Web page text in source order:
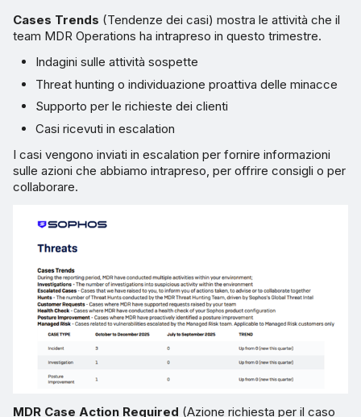
Cases Trends (Tendenze dei casi) mostra le attività che il
team MDR Operations ha intrapreso in questo trimestre.
Indagini sulle attività sospette
Threat hunting o individuazione proattiva delle minacce
Supporto per le richieste dei clienti
Casi ricevuti in escalation
I casi vengono inviati in escalation per fornire informazioni
sulle azioni che abbiamo intrapreso, per offrire consigli o per
collaborare.
MDR Case Action Required (Azione richiesta per il caso